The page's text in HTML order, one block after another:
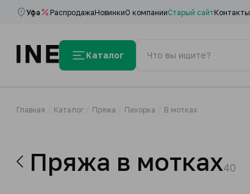
Уфа РаспродажаНовинкиО компанииСтарый сайтКонтакты
Каталог
Главная Каталог Пряжа Пехорка В мотках
Пряжа в мотках40